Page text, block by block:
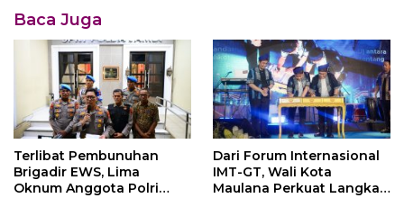
Baca Juga
Terlibat Pembunuhan
Brigadir EWS, Lima
Oknum Anggota Polri
Dari Forum Internasional
IMT-GT, Wali Kota
Maulana Perkuat Langkah